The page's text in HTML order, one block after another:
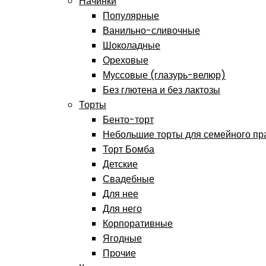
Популярные
Ванильно-сливочные
Шоколадные
Ореховые
Муссовые (глазурь-велюр)
Без глютена и без лактозы
Торты
Бенто-торт
Небольшие торты для семейного
Торт Бомба
Детские
Свадебные
Для нее
Для него
Корпоративные
Ягодные
Прочие